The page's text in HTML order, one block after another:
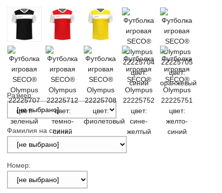
Размер:
Фамилия на спине:
Номер: